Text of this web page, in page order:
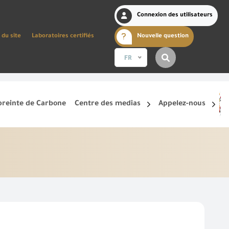
du site Laboratoires certifiés
Connexion des utilisateurs
Nouvelle question
FR
de Carbone Centre des medias Appelez-nous